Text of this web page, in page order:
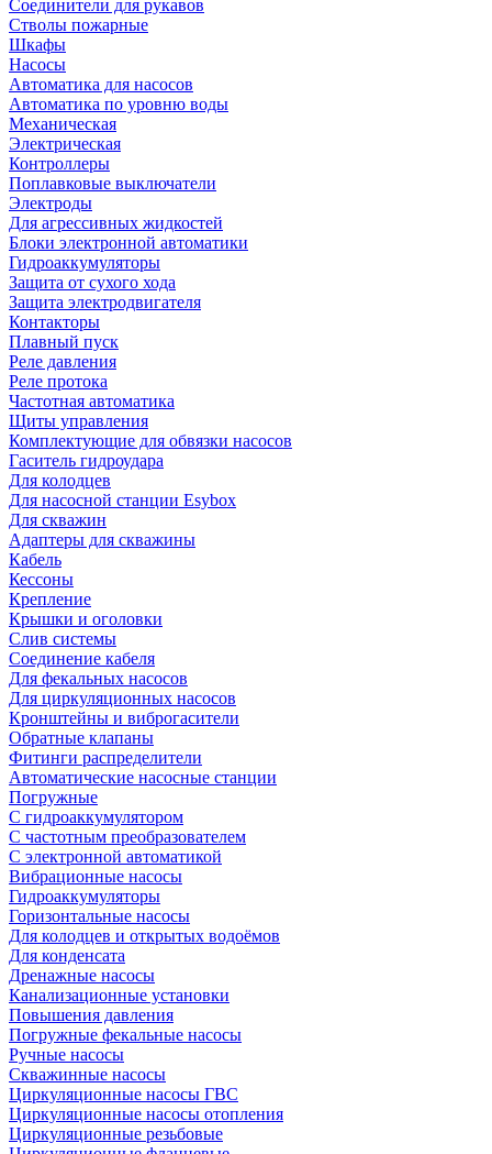
Соединители для рукавов
Стволы пожарные
Шкафы
Насосы
Автоматика для насосов
Автоматика по уровню воды
Механическая
Электрическая
Контроллеры
Поплавковые выключатели
Электроды
Для агрессивных жидкостей
Блоки электронной автоматики
Гидроаккумуляторы
Защита от сухого хода
Защита электродвигателя
Контакторы
Плавный пуск
Реле давления
Реле протока
Частотная автоматика
Щиты управления
Комплектующие для обвязки насосов
Гаситель гидроудара
Для колодцев
Для насосной станции Esybox
Для скважин
Адаптеры для скважины
Кабель
Кессоны
Крепление
Крышки и оголовки
Слив системы
Соединение кабеля
Для фекальных насосов
Для циркуляционных насосов
Кронштейны и виброгасители
Обратные клапаны
Фитинги распределители
Автоматические насосные станции
Погружные
С гидроаккумулятором
С частотным преобразователем
С электронной автоматикой
Вибрационные насосы
Гидроаккумуляторы
Горизонтальные насосы
Для колодцев и открытых водоёмов
Для конденсата
Дренажные насосы
Канализационные установки
Повышения давления
Погружные фекальные насосы
Ручные насосы
Скважинные насосы
Циркуляционные насосы ГВС
Циркуляционные насосы отопления
Циркуляционные резьбовые